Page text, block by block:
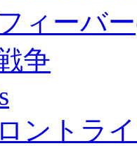
ィーバ
争
ントラ